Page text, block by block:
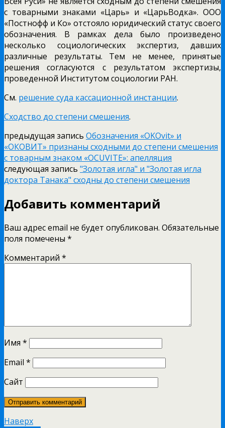
с товарными знаками «Царь» и «ЦарьВодка». ООО
«Постнофф и Ко» отстояло юридический статус своего
обозначения. В рамках дела было произведено
несколько социологических экспертиз, давших
различные результаты. Тем не менее, принятые
решения согласуются с результатом экспертизы,
проведенной Институтом социологии РАН.
См. решение суда кассационной инстанции.
Сходство до степени смешения.
предыдущая запись Обозначения «OKOvit» и
«ОКОВИТ» признаны сходными до степени смешения
с товарным знаком «OCUVITE»: апелляция
следующая запись "Золотая игла" и "Золотая игла
доктора Танака" сходны до степени смешения
Добавить комментарий
Ваш адрес email не будет опубликован. Обязательные
поля помечены *
Комментарий *
Имя *
Email *
Сайт
Наверх